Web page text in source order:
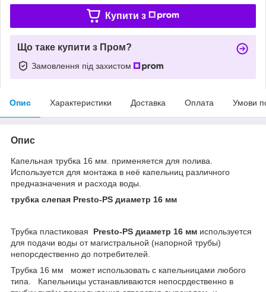
Купити з
Що таке купити з Пром?
Замовлення під захистом
Опис Характеристики Доставка Оплата Умови
Опис
Капельная трубка 16 мм. применяется для полива.
Используется для монтажа в неё капельниц различного
предназначения и расхода воды.
трубка слепая Presto-PS диаметр 16 мм
Трубка пластиковая Presto-PS диаметр 16 мм используется
для подачи воды от магистральной (напорной трубы)
непорсдественно до потребителей.
Трубка 16 мм может использовать с капельницами любого
типа.
Капельницы устанавливаются непосрдественно в